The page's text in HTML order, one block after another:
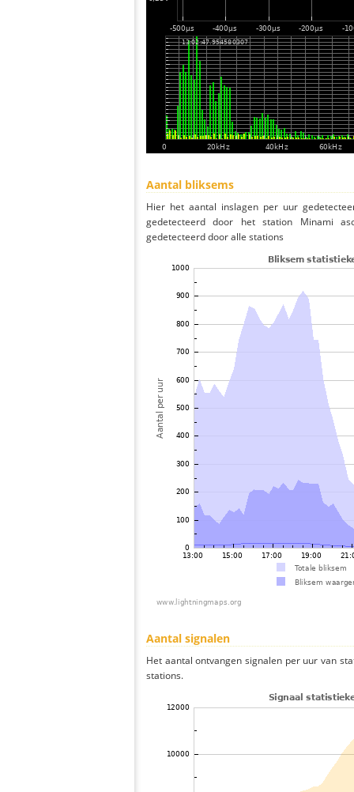
Aantal bliksems
Hier het aantal inslagen per uur
gedetecteerd door het station Minami
gedetecteerd door alle stations
Aantal signalen
Het aantal ontvangen signalen per uur van
stations.